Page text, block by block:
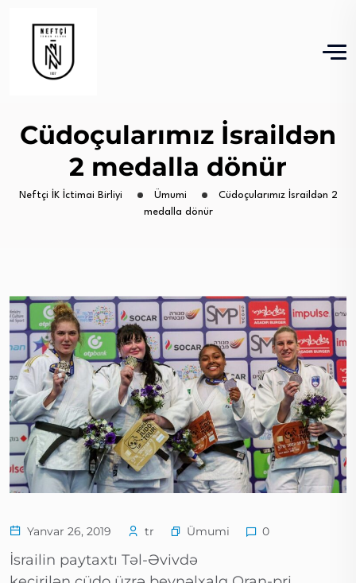
Cüdoçularımız İsraildən
2 medalla dönür
Neftçi İK İctimai Birliyi Ümumi
Cüdoçularımız İsraildən 2
medalla dönür
Yanvar 26, 2019 tr Ümumi 0
İsrailin paytaxtı Təl-Əvivdə